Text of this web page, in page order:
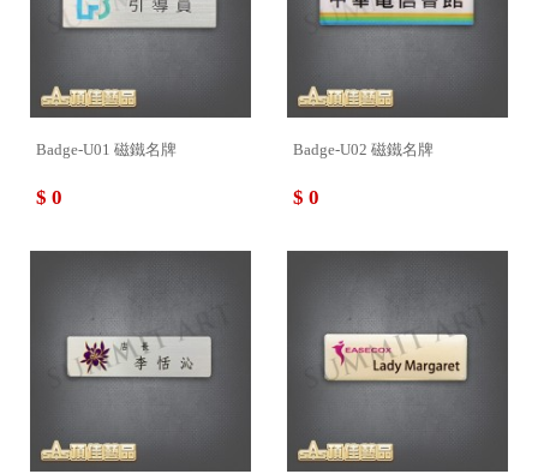
Badge-U01 磁鐵名牌
$ 0
Badge-U02 磁鐵名牌
$ 0